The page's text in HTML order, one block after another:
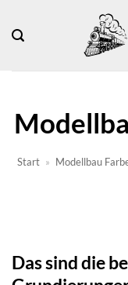
Inhalt
Start » Modellbau
Das sind die